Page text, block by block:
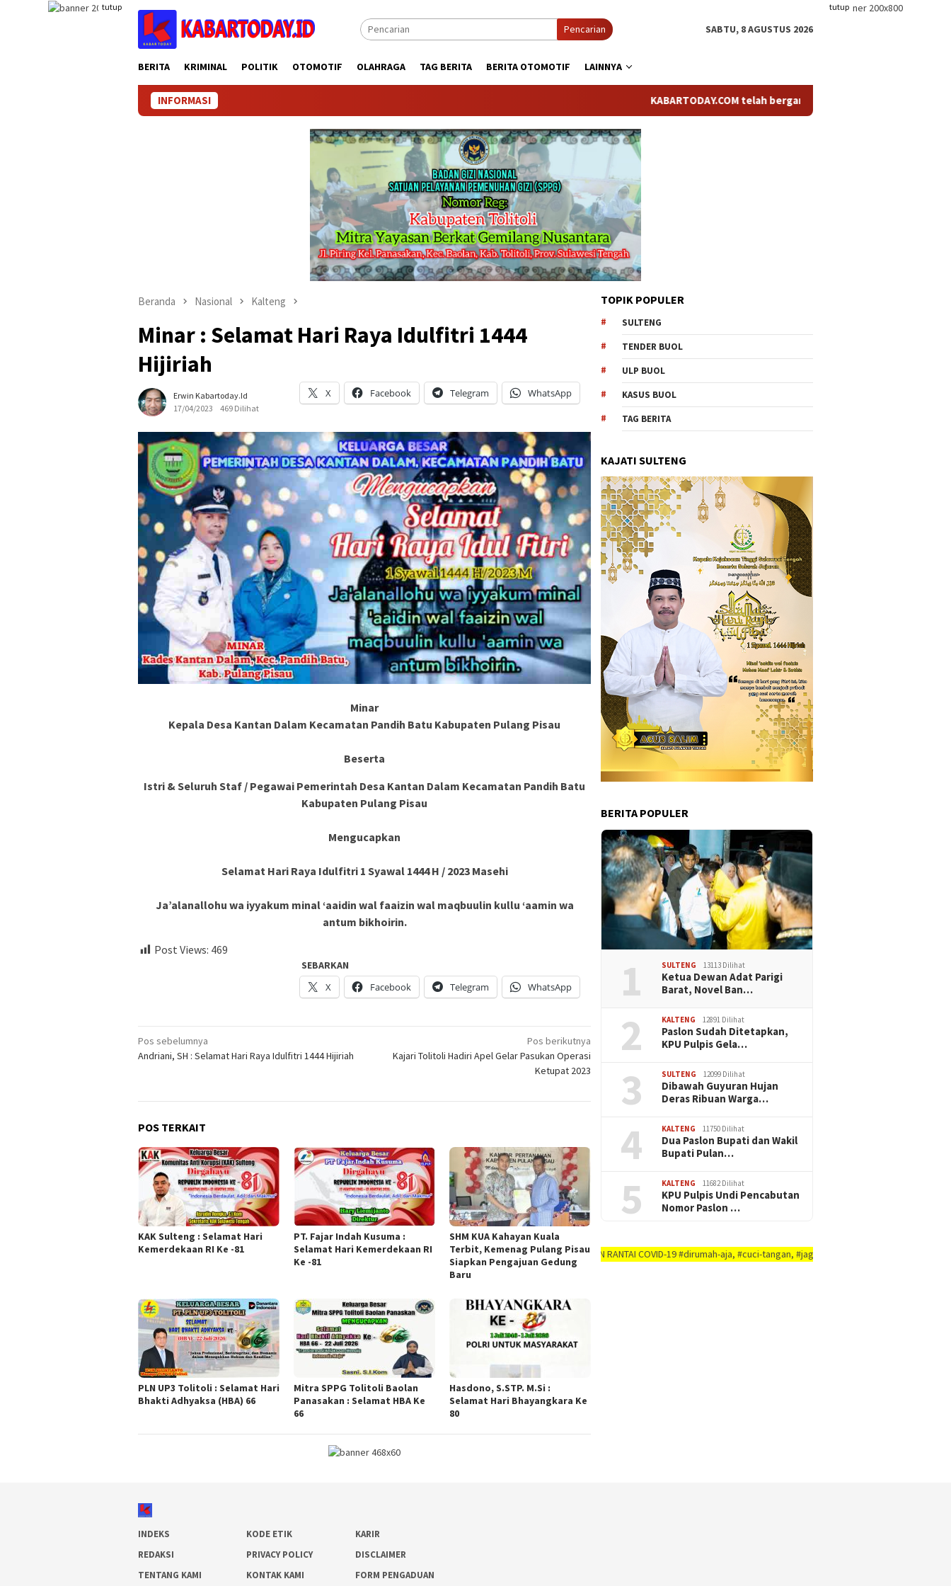
tutup tutup
Pencarian SABTU, 8 AGUSTUS 2026
BERITA KRIMINAL POLITIK OTOMOTIF OLAHRAGA TAG BERITA BERITA OTOMOTIF LAINNYA
INFORMASI KABARTODAY.COM telah berganti nama menjadi
Beranda Nasional Kalteng
Minar : Selamat Hari Raya Idulfitri 1444
Hijiriah
Erwin Kabartoday.id
17/04/2023
469 Dilihat
X Facebook Telegram WhatsApp
Minar
Kepala Desa Kantan Dalam Kecamatan Pandih Batu Kabupaten Pulang Pisau
Beserta
Istri & Seluruh Staf / Pegawai Pemerintah Desa Kantan Dalam Kecamatan Pandih Batu
Kabupaten Pulang Pisau
Mengucapkan
Selamat Hari Raya Idulfitri 1 Syawal 1444 H / 2023 Masehi
Ja’alanallohu wa iyyakum minal ‘aaidin wal faaizin wal maqbuulin kullu ‘aamin wa
antum bikhoirin.
Post Views: 469
SEBARKAN
X
Facebook Telegram WhatsApp
Navigasi
pos
Pos sebelumnya
Andriani, SH : Selamat Hari Raya Idulfitri 1444 Hijiriah
Pos berikutnya
Kajari Tolitoli Hadiri Apel Gelar Pasukan Operasi
Ketupat 2023
POS TERKAIT
KAK Sulteng : Selamat Hari
Kemerdekaan RI Ke -81
PT. Fajar Indah Kusuma :
Selamat Hari Kemerdekaan RI
Ke -81
SHM KUA Kahayan Kuala
Terbit, Kemenag Pulang Pisau
Siapkan Pengajuan Gedung
Baru
PLN UP3 Tolitoli : Selamat Hari
Bhakti Adhyaksa (HBA) 66
Mitra SPPG Tolitoli Baolan
Panasakan : Selamat HBA Ke
66
Hasdono, S.STP. M.Si :
Selamat Hari Bhayangkara Ke
80
TOPIK POPULER
SULTENG
TENDER BUOL
ULP BUOL
KASUS BUOL
TAG BERITA
KAJATI SULTENG
BERITA POPULER
1 SULTENG 13113 Dilihat
Ketua Dewan Adat Parigi
Barat, Novel Ban…
2 KALTENG 12891 Dilihat
Paslon Sudah Ditetapkan,
KPU Pulpis Gela…
3 SULTENG 12099 Dilihat
Dibawah Guyuran Hujan
Deras Ribuan Warga…
4 KALTENG 11750 Dilihat
Dua Paslon Bupati dan Wakil
Bupati Pulan…
5 KALTENG 11682 Dilihat
KPU Pulpis Undi Pencabutan
Nomor Paslon …
AYO PUTUSKAN RANTAI COVID-19 #dirumah-aja, #cuci-tangan, #jaga-jarak, #jaga-imunitas-tubuh, #rajin-
INDEKS KODE ETIK
KARIR
REDAKSI
PRIVACY POLICY
DISCLAIMER
TENTANG KAMI
KONTAK KAMI FORM PENGADUAN